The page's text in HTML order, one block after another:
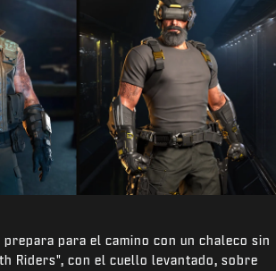
prepara para el camino con un chaleco sin
Riders", con el cuello levantado, sobre